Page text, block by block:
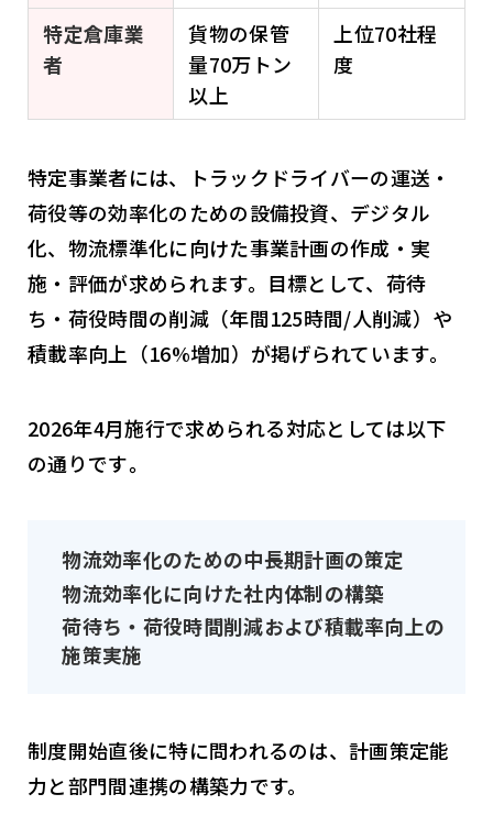
特定倉庫業
者
貨物の保管
量70万トン
以上
上位70社程
度
特定事業者には、トラックドライバーの運送・
荷役等の効率化のための設備投資、デジタル
化、物流標準化に向けた事業計画の作成・実
施・評価が求められます。目標として、荷待
ち・荷役時間の削減（年間125時間/人削減）や
積載率向上（16%増加）が掲げられています。
2026年4月施行で求められる対応としては以下
の通りです。
物流効率化のための中長期計画の策定
物流効率化に向けた社内体制の構築
荷待ち・荷役時間削減および積載率向上の
施策実施
制度開始直後に特に問われるのは、計画策定能
力と部門間連携の構築力です。